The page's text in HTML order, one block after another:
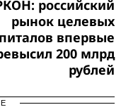
российский
рынок целевых
впервые
200 млрд
рублей